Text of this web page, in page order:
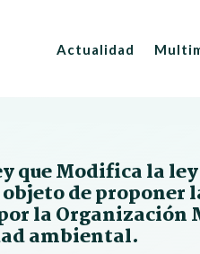
Actualidad
que Modifica la
de proponer
la Organización
ambiental.